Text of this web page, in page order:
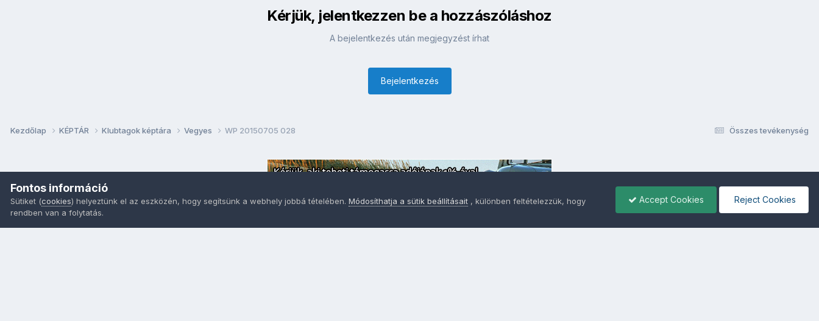
Kérjük, jelentkezzen be a hozzászóláshoz
A bejelentkezés után megjegyzést írhat
Bejelentkezés
Összes tevékenység
Kezdőlap KÉPTÁR Klubtagok képtára Vegyes WP 20150705 028
Fontos információ
Sütiket (cookies) helyeztünk el az eszközén, hogy segítsünk a webhely jobbá tételében. Módosíthatja a sütik beállításait , különben feltételezzük, hogy
rendben van a folytatás.
Accept Cookies Reject Cookies